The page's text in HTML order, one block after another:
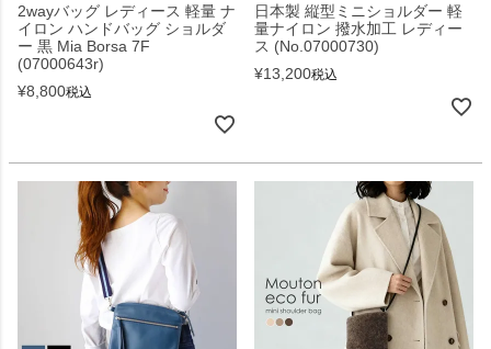
2wayバッグ レディース 軽量 ナ
イロン ハンドバッグ ショルダ
ー 黒 Mia Borsa 7F
(07000643r)
¥8,800税込
日本製 縦型ミニショルダー 軽
量ナイロン 撥水加工 レディー
ス (No.07000730)
¥13,200税込